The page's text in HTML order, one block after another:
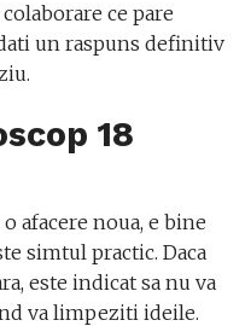
ce pare
un raspuns definitiv
18
afacere noua, e bine
simtul practic. Daca
este indicat sa nu va
va limpeziti ideile.